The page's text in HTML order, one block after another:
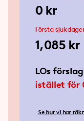
0 kr
Första
1,085 kr
LOs
istället för
Se hur vi har